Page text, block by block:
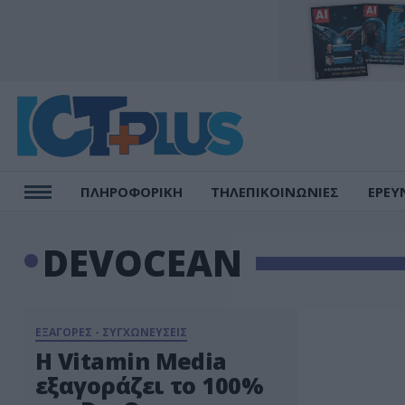
ΠΛΗΡΟΦΟΡΙΚΗ ΤΗΛΕΠΙΚΟΙΝΩΝΙΕΣ
DEVOCEAN
ΕΞΑΓΟΡΕΣ - ΣΥΓΧΩΝΕΥΣΕΙΣ
Η Vitamin Media
εξαγοράζει το 100%